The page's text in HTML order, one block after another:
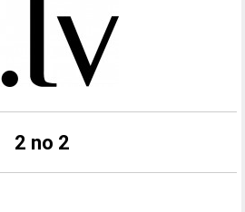
2 no 2